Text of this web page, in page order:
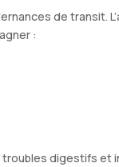
de transit.
:
troubles digestifs et